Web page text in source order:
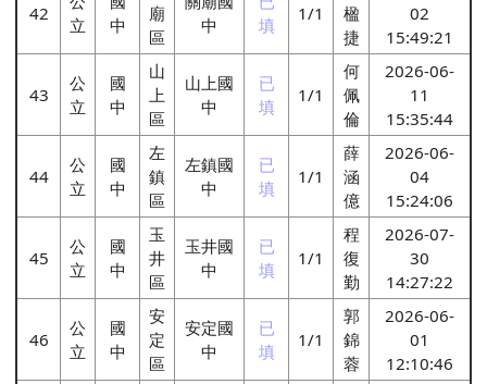
42
立
中
廟
區
中
填
1/1
楹
捷
02
15:49:21
43
公
立
國
中
山
上
區
山上國
中
已
填
1/1
何
佩
倫
2026-06-
11
15:35:44
44
公
立
國
中
左
鎮
區
左鎮國
中
已
填
1/1
薛
涵
億
2026-06-
04
15:24:06
45
公
立
國
中
玉
井
區
玉井國
中
已
填
1/1
程
復
勤
2026-07-
30
14:27:22
46
公
立
國
中
安
定
區
安定國
中
已
填
1/1
郭
錦
蓉
2026-06-
01
12:10:46